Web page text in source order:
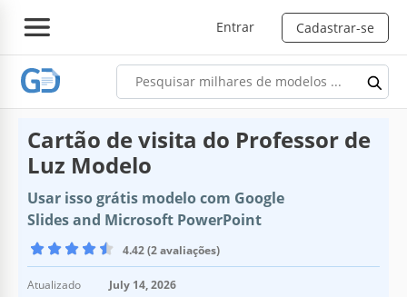
Entrar Cadastrar-se
Cartão de visita do Professor de
Luz Modelo
Usar isso grátis modelo com Google
Slides and Microsoft PowerPoint
4.42 (2 avaliações)
Atualizado
July 14, 2026